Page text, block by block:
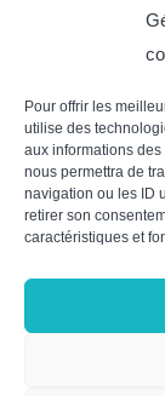
Pour offrir les
utilise des
aux informations
nous permettra de
navigation ou les ID
retirer son
caractéristiques et
Qui sommes-
Témoignages
Recrutement
Politique des
Mentions
Inscrivez-